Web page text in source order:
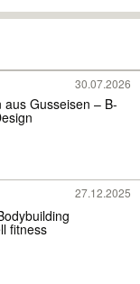
30.07.2026
Gusseisen – B-
27.12.2025
fitness